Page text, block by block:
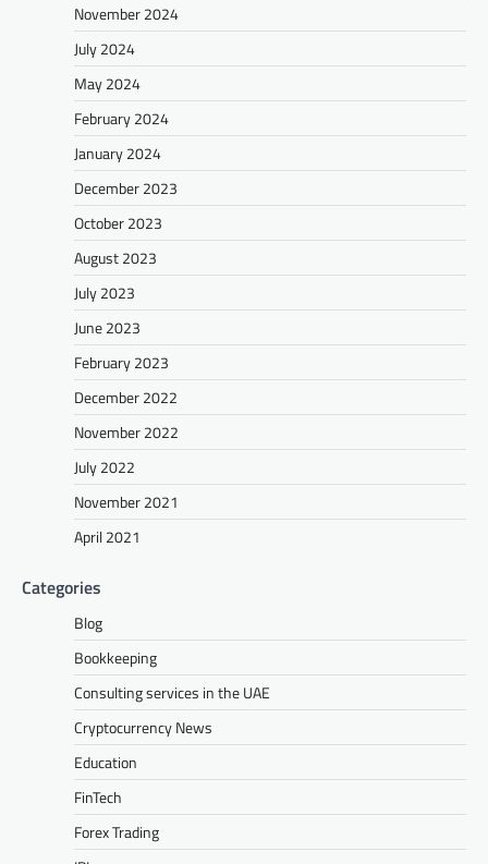
November 2024
July 2024
May 2024
February 2024
January 2024
December 2023
October 2023
August 2023
July 2023
June 2023
February 2023
December 2022
November 2022
July 2022
November 2021
April 2021
Categories
Blog
Bookkeeping
Consulting services in the UAE
Cryptocurrency News
Education
FinTech
Forex Trading